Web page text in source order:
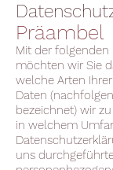
Präambel
Mit der
möchten wir Sie
welche Arten
Daten
bezeichnet) wir
in welchem
uns